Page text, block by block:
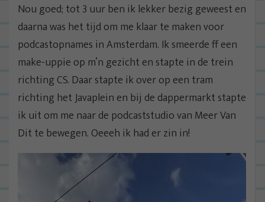
Nou goed; tot 3 uur ben ik lekker bezig geweest en
daarna was het tijd om me klaar te maken voor
podcastopnames in Amsterdam. Ik smeerde ff een
make-uppie op m’n gezicht en stapte in de trein
richting CS. Daar stapte ik over op een tram
richting het Javaplein en bij de dappermarkt stapte
ik uit om me naar de podcaststudio van Meer Van
Dit te bewegen. Oeeeh ik had er zin in!